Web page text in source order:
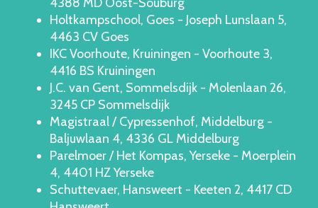
Holtkampschool, Goes - Joseph Lunslaan 5,
4463 CV Goes
IKC Voorhoute, Kruiningen - Voorhoute 3,
4416 BS Kruiningen
J.C. van Gent, Sommelsdijk - Molenlaan 26,
3245 CP Sommelsdijk
Magistraal / Cypressenhof, Middelburg -
Baljuwlaan 4, 4336 GL Middelburg
Parelmoer / Het Kompas, Yerseke - Moerplein
4, 4401 HZ Yerseke
Schuttevaer, Hansweert - Keeten 2, 4417 CD